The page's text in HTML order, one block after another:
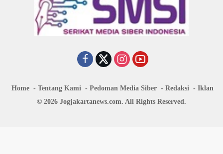
Home Tentang Kami Pedoman Media Siber Redaksi
Iklan
© 2026 Jogjakartanews.com. All Rights Reserved.